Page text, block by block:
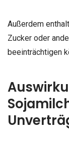
Außerdem
Zucker oder
beeinträchtigen